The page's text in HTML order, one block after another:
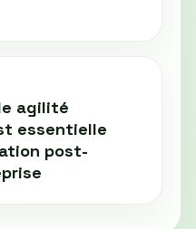
agilité
essentielle
post-